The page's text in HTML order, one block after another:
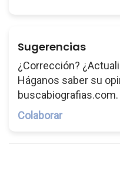
Sugerencias
¿Corrección?
Háganos saber su
buscabiografias.com.
Colaborar